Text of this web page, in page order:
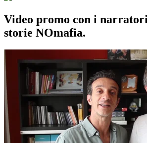
Video promo con i
storie NOmafia.